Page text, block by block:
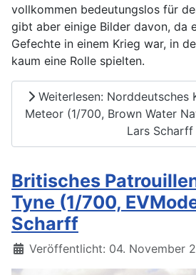
vollkommen bedeutungslos für
gibt aber einige Bilder davon, da
Gefechte in einem Krieg war, in
kaum eine Rolle spielten.
Weiterlesen: Norddeutsches
Meteor (1/700, Brown Water
Lars Scharff
Britisches
Tyne (1/700,
Scharff
Details
Veröffentlicht: 04. November